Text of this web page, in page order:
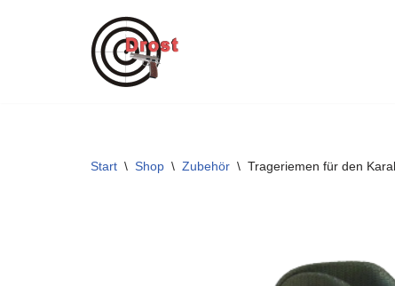
Start \ Shop \ Zubehör \ Trageriemen für den